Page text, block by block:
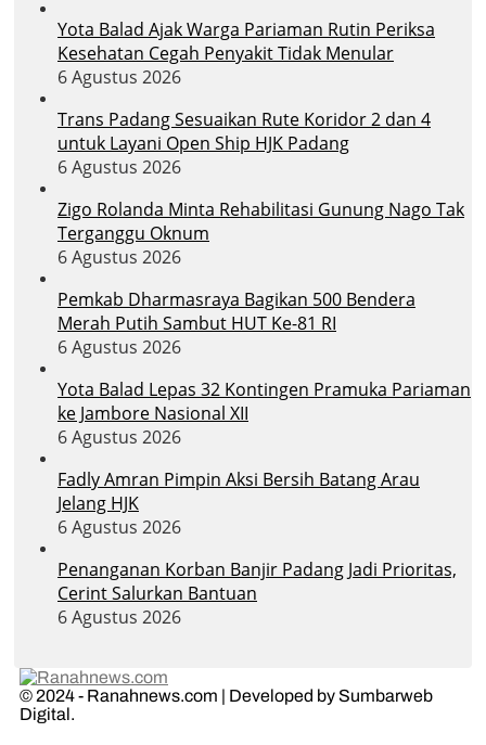
Yota Balad Ajak Warga Pariaman Rutin Periksa
Kesehatan Cegah Penyakit Tidak Menular
6 Agustus 2026
Trans Padang Sesuaikan Rute Koridor 2 dan 4
untuk Layani Open Ship HJK Padang
6 Agustus 2026
Zigo Rolanda Minta Rehabilitasi Gunung Nago Tak
Terganggu Oknum
6 Agustus 2026
Pemkab Dharmasraya Bagikan 500 Bendera
Merah Putih Sambut HUT Ke-81 RI
6 Agustus 2026
Yota Balad Lepas 32 Kontingen Pramuka Pariaman
ke Jambore Nasional XII
6 Agustus 2026
Fadly Amran Pimpin Aksi Bersih Batang Arau
Jelang HJK
6 Agustus 2026
Penanganan Korban Banjir Padang Jadi Prioritas,
Cerint Salurkan Bantuan
6 Agustus 2026
© 2024 - Ranahnews.com | Developed by Sumbarweb
Digital.